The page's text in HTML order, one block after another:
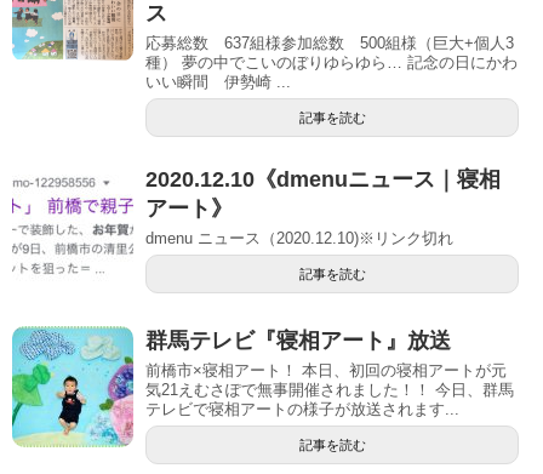
ス
応募総数 637組様参加総数 500組様（巨大+個人3
種） 夢の中でこいのぼりゆらゆら… 記念の日にかわ
いい瞬間 伊勢崎 ...
記事を読む
2020.12.10《dmenuニュース｜寝相
アート》
dmenu ニュース（2020.12.10)※リンク切れ
記事を読む
群馬テレビ『寝相アート』放送
前橋市×寝相アート！ 本日、初回の寝相アートが元
気21えむさぽで無事開催されました！！ 今日、群馬
テレビで寝相アートの様子が放送されます...
記事を読む